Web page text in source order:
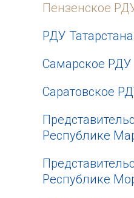
Пензенское
РДУ Татарстана
Самарское РДУ
Саратовское
Республике
Республике